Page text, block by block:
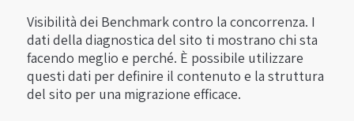
Visibilità dei Benchmark contro la concorrenza. I
dati della diagnostica del sito ti mostrano chi sta
facendo meglio e perché. È possibile utilizzare
questi dati per definire il contenuto e la struttura
del sito per una migrazione efficace.